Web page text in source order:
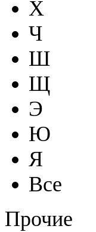
Х
Ч
Ш
Щ
Э
Ю
Я
Все
Прочие